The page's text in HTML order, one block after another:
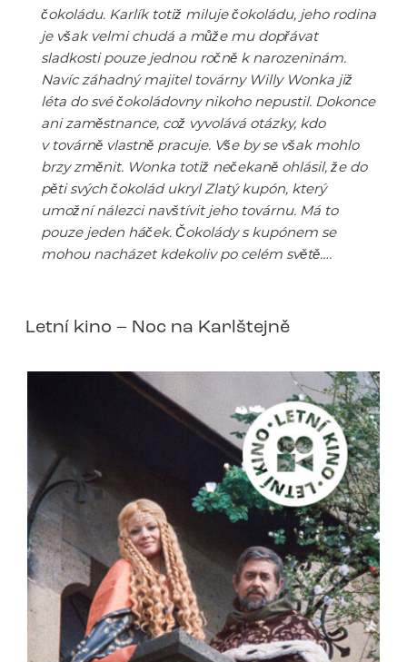
čokoládu. Karlík totiž miluje čokoládu, jeho rodina
je však velmi chudá a může mu dopřávat
sladkosti pouze jednou ročně k narozeninám.
Navíc záhadný majitel továrny Willy Wonka již
léta do své čokoládovny nikoho nepustil. Dokonce
ani zaměstnance, což vyvolává otázky, kdo
v továrně vlastně pracuje. Vše by se však mohlo
brzy změnit. Wonka totiž nečekaně ohlásil, že do
pěti svých čokolád ukryl Zlatý kupón, který
umožní nálezci navštívit jeho továrnu. Má to
pouze jeden háček. Čokolády s kupónem se
mohou nacházet kdekoliv po celém světě….
Letní kino – Noc na Karlštejně